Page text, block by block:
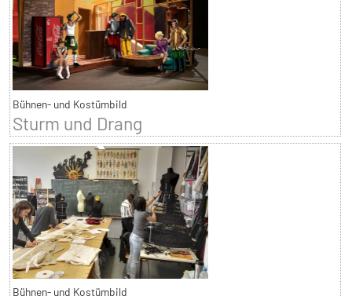
Bühnen- und Kostümbild
Sturm und Drang
Bühnen- und Kostümbild